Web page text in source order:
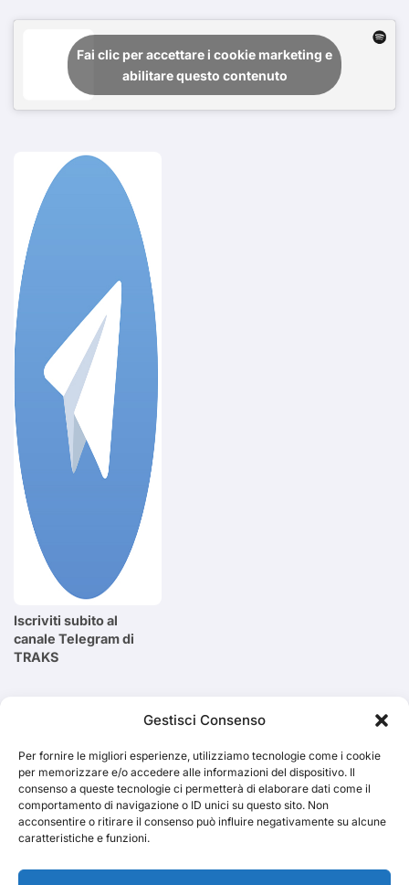
Gestisci Consenso
Per fornire le migliori esperienze, utilizziamo tecnologie come i cookie
per memorizzare e/o accedere alle informazioni del dispositivo. Il
consenso a queste tecnologie ci permetterà di elaborare dati come il
comportamento di navigazione o ID unici su questo sito. Non
acconsentire o ritirare il consenso può influire negativamente su alcune
caratteristiche e funzioni.
Fai clic per accettare i cookie marketing e
abilitare questo contenuto
Iscriviti subito al
canale Telegram di
TRAKS
Cerca